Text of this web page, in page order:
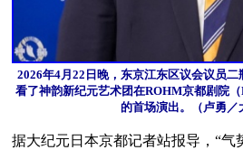
2026年4月22日晚，东京江东区议会议员
看了神韵新纪元艺术团在ROHM京都剧院
的首场演出。（卢勇／
据大纪元日本京都记者站报导，“气